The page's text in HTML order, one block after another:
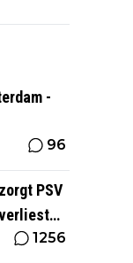
-
96
PSV
1256